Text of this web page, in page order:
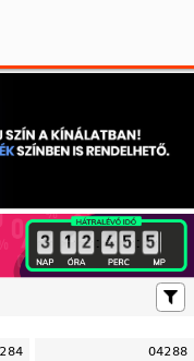
: :
04288